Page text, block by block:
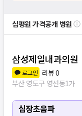
심평원 가격공개 병원
삼성제일내과의원
로그인 리뷰0
부산 영도구 영선동1가
심장초음파